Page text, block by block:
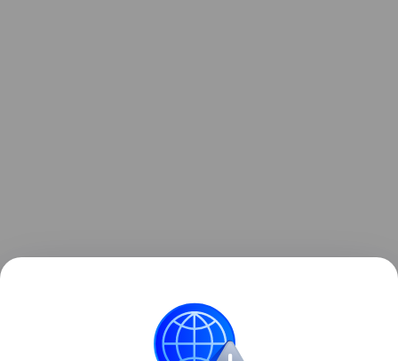
известный своей хрупкостью сплав.